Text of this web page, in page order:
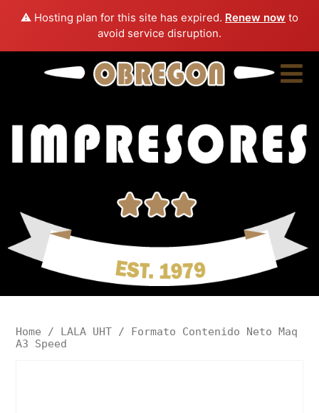
⚠️ Hosting plan for this site has expired. Renew now to
avoid service disruption.
Home / LALA UHT/ Formato Contenido Neto Maq
A3 Speed